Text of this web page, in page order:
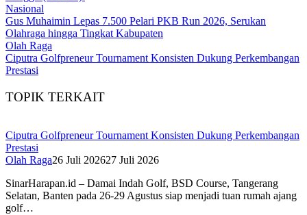
Nasional
Gus Muhaimin Lepas 7.500 Pelari PKB Run 2026, Serukan
Olahraga hingga Tingkat Kabupaten
Olah Raga
Ciputra Golfpreneur Tournament Konsisten Dukung Perkembangan
Prestasi
TOPIK TERKAIT
Ciputra Golfpreneur Tournament Konsisten Dukung Perkembangan
Prestasi
Olah Raga26 Juli 202627 Juli 2026
SinarHarapan.id – Damai Indah Golf, BSD Course, Tangerang
Selatan, Banten pada 26-29 Agustus siap menjadi tuan rumah ajang
golf…